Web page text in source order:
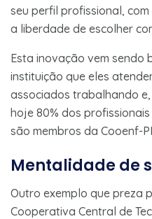
seu perfil profissional,
a liberdade de escolher
Esta inovação vem sendo
instituição que eles
associados trabalhando
hoje 80% dos
são membros da Cooenf-
Mentalidade de
Outro exemplo que preza
Cooperativa Central de